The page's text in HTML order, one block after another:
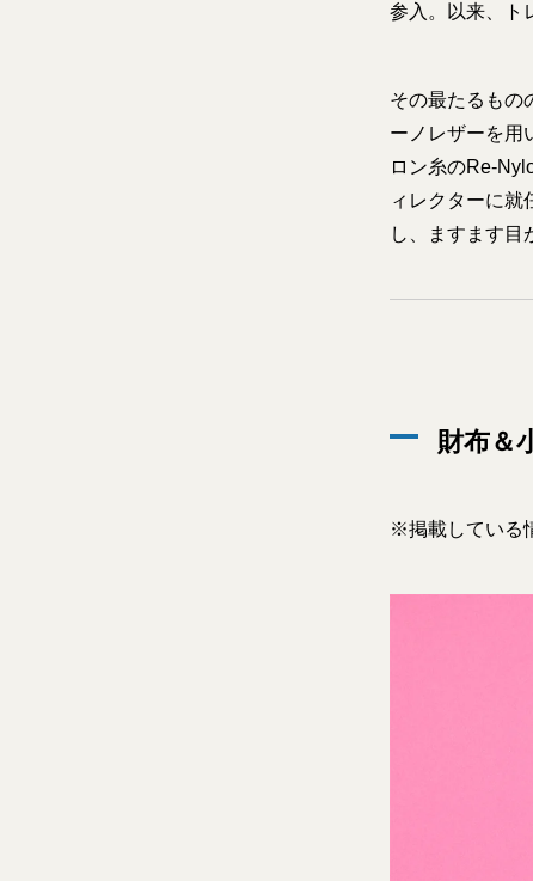
参入。以来、ト
その最たるもの
ーノレザーを用
ロン糸のRe-
ィレクターに就
し、ますます目
財布＆
※掲載している